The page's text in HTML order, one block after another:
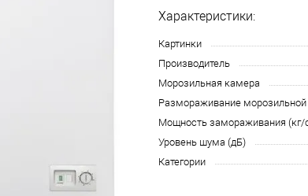
Характеристики:
Картинки
Производитель
Морозильная камера
Размораживание
Мощность замораживания (кг/
Уровень шума (дБ)
Категории